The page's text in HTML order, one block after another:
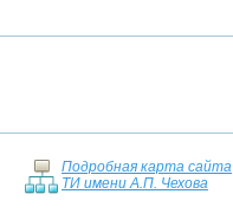
Подробная карта сайта
ТИ имени А.П. Чехова